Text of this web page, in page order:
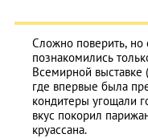
Сложно поверить, но
познакомились
Всемирной
где впервые была
кондитеры угощали
вкус покорил
круассана.